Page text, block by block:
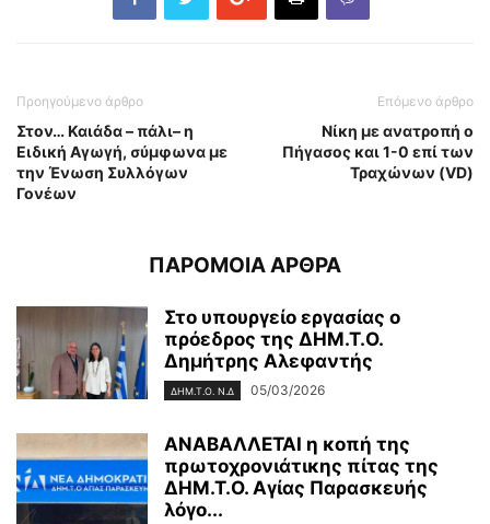
Προηγούμενο άρθρο
Στον… Καιάδα – πάλι– η
Ειδική Αγωγή, σύμφωνα με
την Ένωση Συλλόγων
Γονέων
Επόμενο άρθρο
Νίκη με ανατροπή ο
Πήγασος και 1-0 επί των
Τραχώνων (VD)
ΠΑΡΟΜΟΙΑ ΑΡΘΡΑ
Στο υπουργείο εργασίας ο
πρόεδρος της ΔΗΜ.Τ.Ο.
Δημήτρης Αλεφαντής
ΔΗΜ.Τ.Ο. Ν.Δ 05/03/2026
ΑΝΑΒΑΛΛΕΤΑΙ η κοπή της
πρωτοχρονιάτικης πίτας της
ΔΗΜ.Τ.Ο. Αγίας Παρασκευής
λόγο...